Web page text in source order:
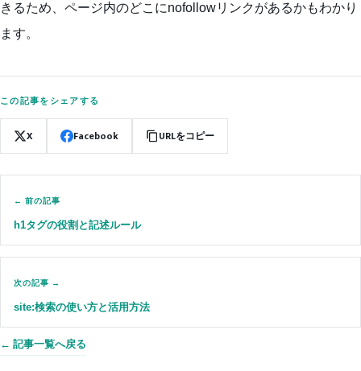
きるため、ページ内のどこにnofollowリンクがあるかもわかり
ます。
この記事をシェアする
X Facebook URLをコピー
← 前の記事
h1タグの役割と記述ルール
次の記事 →
site:検索の使い方と活用方法
← 記事一覧へ戻る